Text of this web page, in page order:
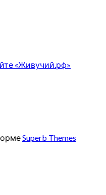
«Живучий.рф»
Superb Themes